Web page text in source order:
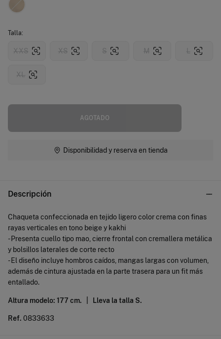
Talla:
XXS XS S M L
XL
AGOTADO
Disponibilidad y reserva en tienda
Descripción
Chaqueta confeccionada en tejido ligero color crema con finas
rayas verticales en tono beige y kakhi
- Presenta cuello tipo mao, cierre frontal con cremallera metálica
y bolsillos laterales de corte recto
- El diseño incluye hombros caídos, mangas largas con volumen,
además de cintura ajustada en la parte trasera para un fit más
entallado.
Altura modelo: 177 cm. | Lleva la talla S.
Ref. 0833633